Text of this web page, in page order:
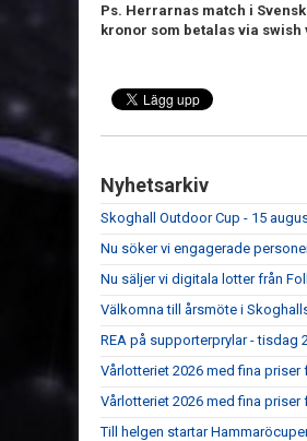
Ps. Herrarnas match i
kronor som betalas via swish
Nyhetsarkiv
Skoghall Outdoor Cup - 15
Nu söker vi engagerade
Nu säljer vi digitala lotter från
Välkomna till årsmöte i
REA på supporterprylar - tisdag
Vårlotteriet 2026 med fina
Vårlotteriet 2026 med fina
Till helgen startar